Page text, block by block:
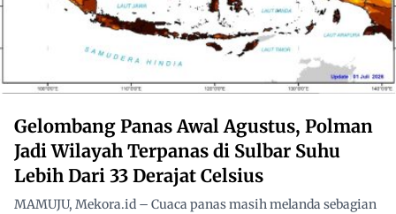
Gelombang Panas Awal Agustus, Polman
Jadi Wilayah Terpanas di Sulbar Suhu
Lebih Dari 33 Derajat Celsius
MAMUJU, Mekora.id – Cuaca panas masih melanda sebagian